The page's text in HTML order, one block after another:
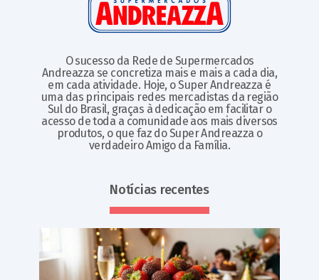
O sucesso da Rede de Supermercados
Andreazza se concretiza mais e mais a cada dia,
em cada atividade. Hoje, o Super Andreazza é
uma das principais redes mercadistas da região
Sul do Brasil, graças à dedicação em facilitar o
acesso de toda a comunidade aos mais diversos
produtos, o que faz do Super Andreazza o
verdadeiro Amigo da Família.
Notícias recentes